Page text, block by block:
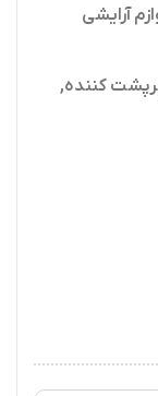
آرایشی
کننده,